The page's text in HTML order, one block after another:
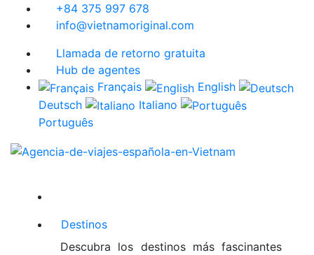
+84 375 997 678
info@vietnamoriginal.com
Llamada de retorno gratuita
Hub de agentes
Français
English
Deutsch
Italiano
Português
Destinos
Descubra los destinos más fascinantes